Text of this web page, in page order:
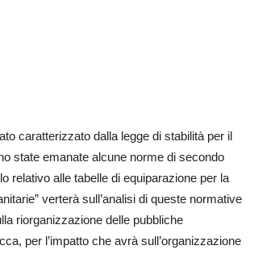
caratterizzato dalla legge di stabilità per il
state emanate alcune norme di secondo
relativo alle tabelle di equiparazione per la
verterà sull’analisi di queste normative
riorganizzazione delle pubbliche
per l’impatto che avrà sull’organizzazione